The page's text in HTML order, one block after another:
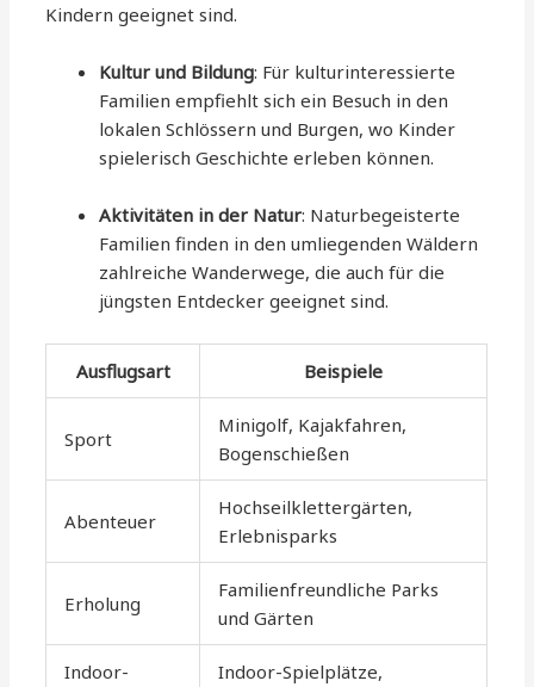
Kindern geeignet sind.
Kultur und Bildung: Für kulturinteressierte
Familien empfiehlt sich ein Besuch in den
lokalen Schlössern und Burgen, wo Kinder
spielerisch Geschichte erleben können.
Aktivitäten in der Natur: Naturbegeisterte
Familien finden in den umliegenden Wäldern
zahlreiche Wanderwege, die auch für die
jüngsten Entdecker geeignet sind.
Ausflugsart Beispiele
Sport
Minigolf, Kajakfahren,
Bogenschießen
Abenteuer
Hochseilklettergärten,
Erlebnisparks
Erholung
Familienfreundliche Parks
und Gärten
Indoor-
Indoor-Spielplätze,